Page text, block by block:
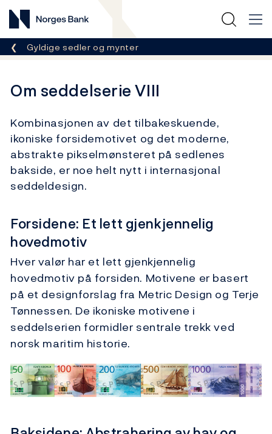
Norges Bank
Her er du nå:
Gyldige sedler og mynter
Om seddelserie VIII
Kombinasjonen av det tilbakeskuende,
ikoniske forsidemotivet og det moderne,
abstrakte pikselmønsteret på sedlenes
bakside, er noe helt nytt i internasjonal
seddeldesign.
Forsidene: Et lett gjenkjennelig
hovedmotiv
Hver valør har et lett gjenkjennelig
hovedmotiv på forsiden. Motivene er basert
på et designforslag fra Metric Design og Terje
Tønnessen. De ikoniske motivene i
seddelserien formidler sentrale trekk ved
norsk maritim historie.